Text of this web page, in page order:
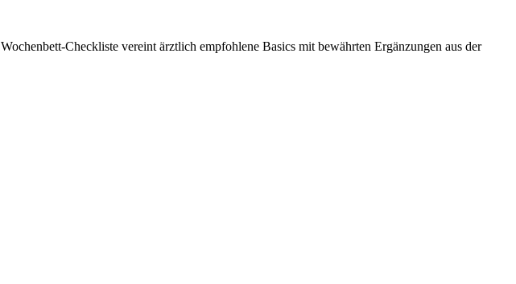
Checkliste vereint ärztlich empfohlene Basics mit bewährten Ergänzungen aus der